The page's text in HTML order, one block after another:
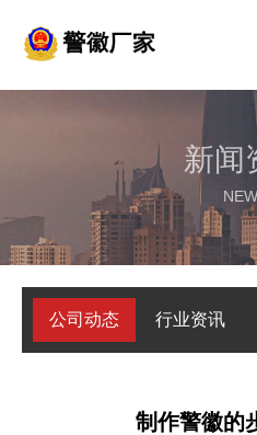
新闻
公司动态 行业资讯
制作警徽的